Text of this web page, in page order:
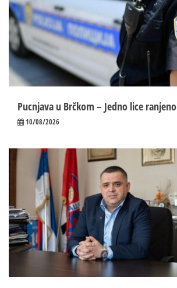
Pucnjava u Brčkom – Jedno lice ranjeno
10/08/2026